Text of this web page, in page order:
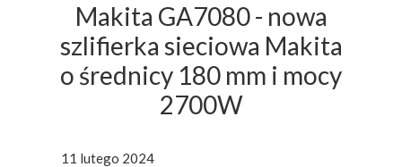
Makita GA7080 - nowa
szlifierka sieciowa Makita
o średnicy 180 mm i mocy
2700W
11 lutego 2024